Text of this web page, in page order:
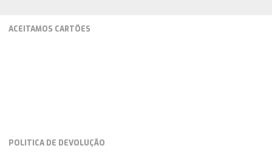
ACEITAMOS CARTÕES
POLITICA DE DEVOLUÇÃO